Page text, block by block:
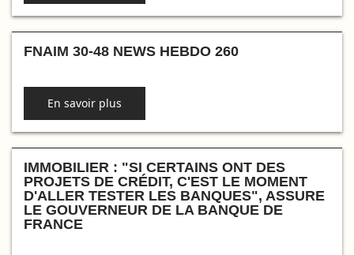
FNAIM 30-48 NEWS HEBDO 260
En savoir plus
IMMOBILIER : "SI CERTAINS ONT DES
PROJETS DE CRÉDIT, C'EST LE MOMENT
D'ALLER TESTER LES BANQUES", ASSURE
LE GOUVERNEUR DE LA BANQUE DE
FRANCE